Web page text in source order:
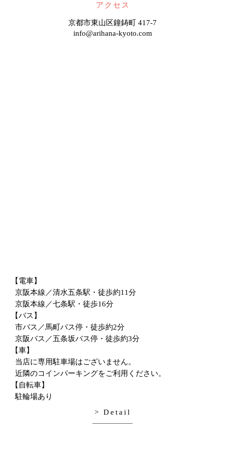
アクセス
京都市東山区鐘鋳町 417-7
info@arihana-kyoto.com
【電車】
京阪本線／清水五条駅・徒歩約11分
京阪本線／七条駅・徒歩16分
【バス】
市バス／馬町バス停・徒歩約2分
京阪バス／五条坂バス停・徒歩約3分
【車】
当店に専用駐車場はございません。
近隣のコインパーキングをご利用ください。
【自転車】
駐輪場あり
> Detail